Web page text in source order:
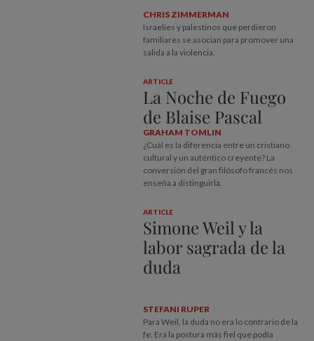
CHRIS ZIMMERMAN
Israelíes y palestinos que perdieron
familiares se asocian para promover una
salida a la violencia.
ARTICLE
La Noche de Fuego
de Blaise Pascal
GRAHAM TOMLIN
¿Cuál es la diferencia entre un cristiano
cultural y un auténtico creyente? La
conversión del gran filósofo francés nos
enseña a distinguirla.
ARTICLE
Simone Weil y la
labor sagrada de la
duda
STEFANI RUPER
Para Weil, la duda no era lo contrario de la
fe. Era la postura más fiel que podía